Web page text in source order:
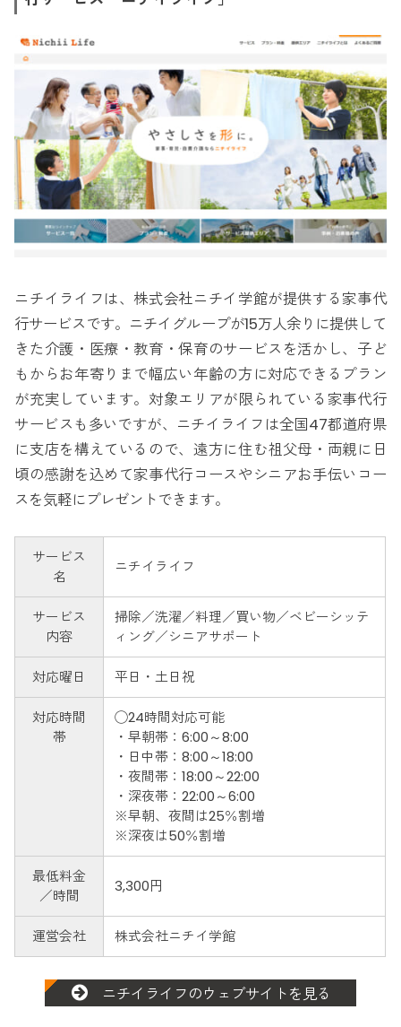
ニチイライフは、株式会社ニチイ学館が提供する家事代
行サービスです。ニチイグループが15万人余りに提供して
きた介護・医療・教育・保育のサービスを活かし、子ど
もからお年寄りまで幅広い年齢の方に対応できるプラン
が充実しています。対象エリアが限られている家事代行
サービスも多いですが、ニチイライフは全国47都道府県
に支店を構えているので、遠方に住む祖父母・両親に日
頃の感謝を込めて家事代行コースやシニアお手伝いコー
スを気軽にプレゼントできます。
サービス
名
ニチイライフ
サービス
内容
掃除／洗濯／料理／買い物／ベビーシッテ
ィング／シニアサポート
対応曜日 平日・土日祝
対応時間
帯
◯24時間対応可能
・早朝帯：6:00～8:00
・日中帯：8:00～18:00
・夜間帯：18:00～22:00
・深夜帯：22:00～6:00
※早朝、夜間は25％割増
※深夜は50％割増
最低料金
／時間
3,300円
運営会社 株式会社ニチイ学館
ニチイライフのウェブサイトを見る